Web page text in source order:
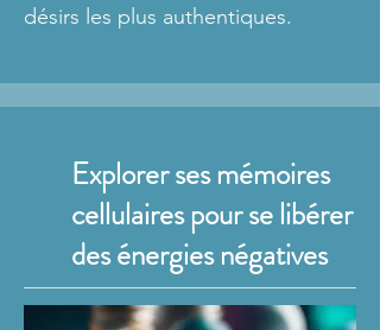
désirs les plus authentiques.
Explorer ses mémoires
cellulaires pour se libérer
des énergies négatives